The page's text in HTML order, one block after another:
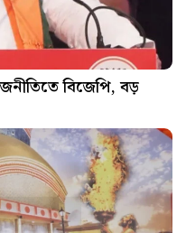
বিজেপি, বড়